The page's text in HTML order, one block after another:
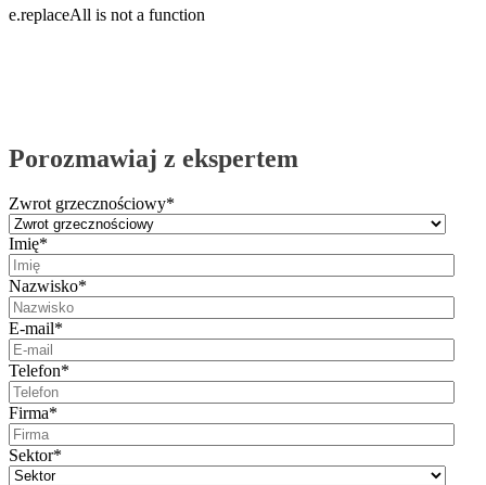
e.replaceAll is not a function
Porozmawiaj z ekspertem
Zwrot grzecznościowy*
Imię*
Nazwisko*
E-mail*
Telefon*
Firma*
Sektor*